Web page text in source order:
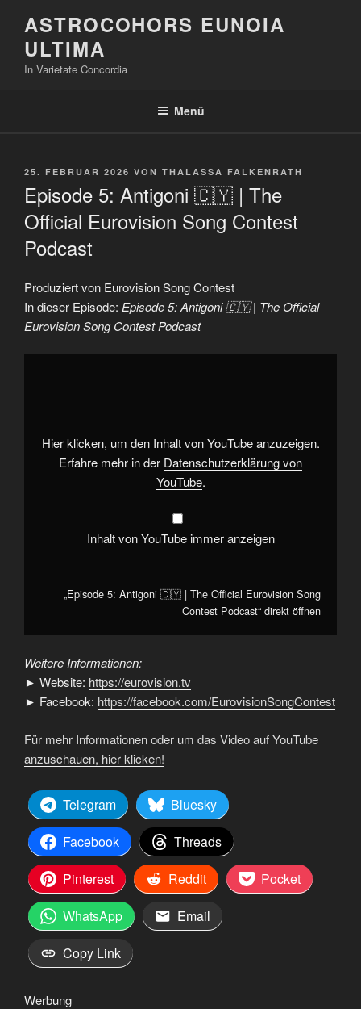
Inhalt
springen
ASTROCOHORS EUNOIA
ULTIMA
In Varietate Concordia
Menü
VERÖFFENTLICHT
25. FEBRUAR 2026 VON THALASSA FALKENRATH
Episode 5: Antigoni 🇨🇾 | The
Official Eurovision Song Contest
Podcast
Produziert von Eurovision Song Contest
In dieser Episode: Episode 5: Antigoni 🇨🇾 | The Official
Eurovision Song Contest Podcast
„Episode
Eurovision
Song
Contest
Podcast“
Hier klicken, um den Inhalt von YouTube anzuzeigen.
Erfahre mehr in der Datenschutzerklärung von
YouTube.
Inhalt von YouTube immer anzeigen
„Episode 5: Antigoni 🇨🇾 | The Official Eurovision Song
Contest Podcast“ direkt öffnen
Weitere Informationen:
► Website: https://eurovision.tv
► Facebook: https://facebook.com/EurovisionSongContest
Für mehr Informationen oder um das Video auf YouTube
anzuschauen, hier klicken!
Telegram
Bluesky
Facebook
Threads
Pinterest
Reddit
Pocket
WhatsApp
Email
Copy Link
Werbung